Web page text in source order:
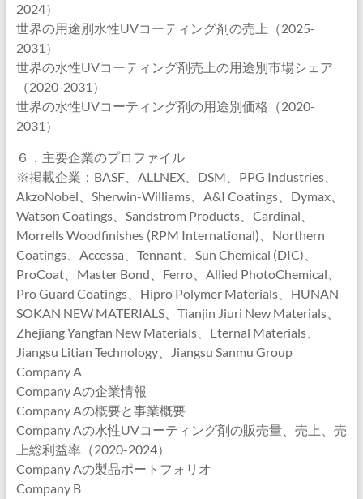
2024）
世界の用途別水性UVコーティング剤の売上（2025-
2031）
世界の水性UVコーティング剤売上の用途別市場シェア
（2020-2031）
世界の水性UVコーティング剤の用途別価格（2020-
2031）
６．主要企業のプロファイル
※掲載企業：BASF、ALLNEX、DSM、PPG Industries、
AkzoNobel、Sherwin-Williams、A&I Coatings、Dymax、
Watson Coatings、Sandstrom Products、Cardinal、
Morrells Woodfinishes (RPM International)、Northern
Coatings、Accessa、Tennant、Sun Chemical (DIC)、
ProCoat、Master Bond、Ferro、Allied PhotoChemical、
Pro Guard Coatings、Hipro Polymer Materials、HUNAN
SOKAN NEW MATERIALS、Tianjin Jiuri New Materials、
Zhejiang Yangfan New Materials、Eternal Materials、
Jiangsu Litian Technology、Jiangsu Sanmu Group
Company A
Company Aの企業情報
Company Aの概要と事業概要
Company Aの水性UVコーティング剤の販売量、売上、売
上総利益率（2020-2024）
Company Aの製品ポートフォリオ
Company B